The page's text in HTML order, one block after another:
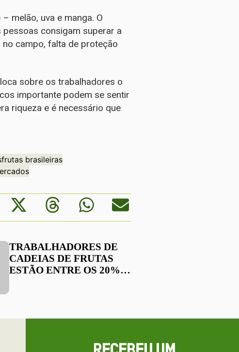
melão, uva e manga. O
consigam superar a
campo, falta de proteção
sobre os trabalhadores o
importante podem se sentir
riqueza e é necessário que
frutas brasileiras
TRABALHADORES DE
CADEIAS DE FRUTAS
ESTÃO ENTRE OS 20%